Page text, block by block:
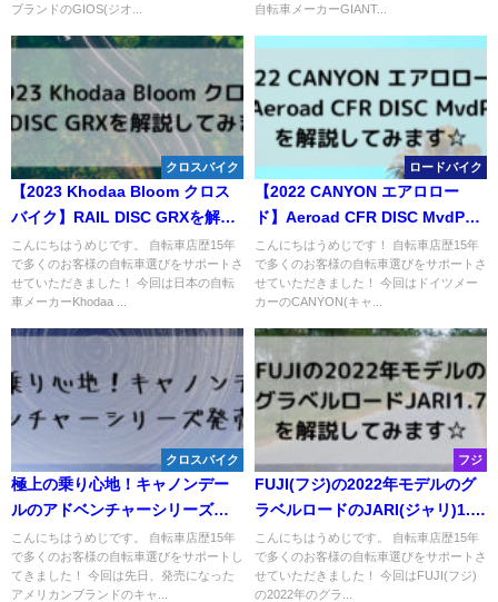
ブランドのGIOS(ジオ...
自転車メーカーGIANT...
クロスバイク
【2023 Khodaa Bloom クロス
バイク】RAIL DISC GRXを解説
してみます☆
こんにちはうめじです。 自転車店歴15年
で多くのお客様の自転車選びをサポートさ
せていただきました！ 今回は日本の自転
車メーカーKhodaa ...
ロードバイク
【2022 CANYON エアロロー
ド】Aeroad CFR DISC MvdPを
解説してみます☆
こんにちはうめじです！ 自転車店歴15年
で多くのお客様の自転車選びをサポートさ
せていただきました！ 今回はドイツメー
カーのCANYON(キャ...
クロスバイク
極上の乗り心地！キャノンデー
ルのアドベンチャーシリーズ発
売です☆
こんにちはうめじです。 自転車店歴15年
で多くのお客様の自転車選びをサポートし
てきました！ 今回は先日、発売になった
アメリカンブランドのキャ...
フジ
FUJI(フジ)の2022年モデルのグ
ラベルロードのJARI(ジャリ)1.7
を解説してみます☆
こんにちはうめじです。 自転車店歴15年
で多くのお客様の自転車選びをサポートさ
せていただきました！ 今回はFUJI(フジ)
の2022年のグラ...